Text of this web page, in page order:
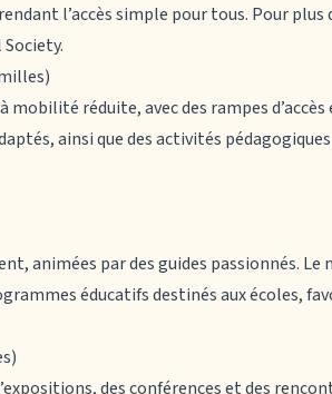
l’accès simple pour tous. Pour plus
réduite, avec des rampes d’accès
ainsi que des activités
animées par des guides passionnés. Le
éducatifs destinés aux écoles,
des conférences et des